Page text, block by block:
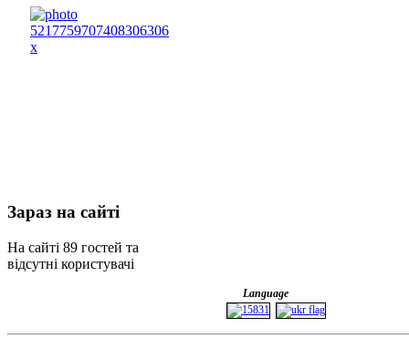
Зараз на сайті
На сайті 89 гостей та
відсутні користувачі
Language